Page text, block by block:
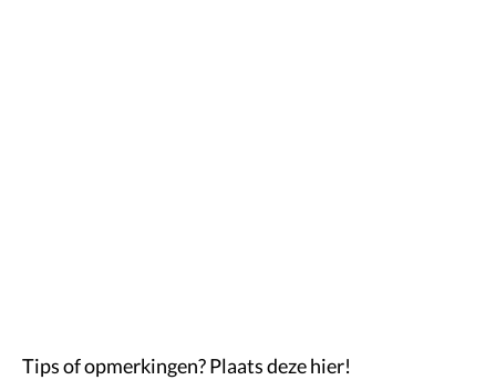
Tips of opmerkingen? Plaats deze hier!